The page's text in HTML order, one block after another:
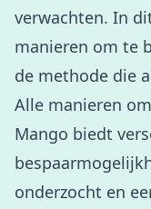
verwachten. In
manieren om te
de methode die
Alle manieren
Mango biedt
onderzocht en